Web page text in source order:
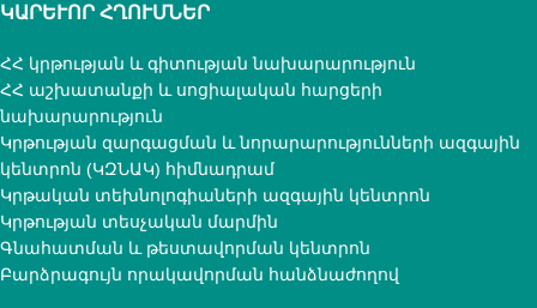
ԿԱՐԵՒՈՐ ՀՂՈՒՄՆԵՐ
ՀՀ կրթության և գիտության նախարարություն
ՀՀ աշխատանքի և սոցիալական հարցերի
նախարարություն
Կրթության զարգացման և նորարարությունների ազգային
կենտրոն (ԿԶՆԱԿ) հիմնադրամ
Կրթական տեխնոլոգիաների ազգային կենտրոն
Կրթության տեսչական մարմին
Գնահատման և թեստավորման կենտրոն
Բարձրագույն որակավորման հանձնաժողով